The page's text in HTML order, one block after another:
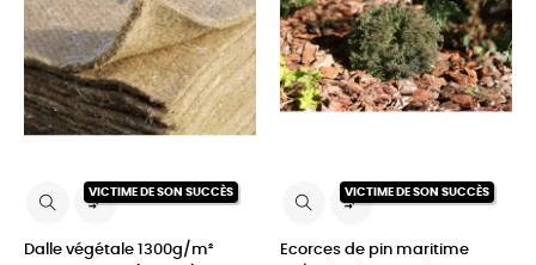
VICTIME DE SON SUCCÈS

Dalle végétale 1300g/m²
VICTIME DE SON SUCCÈS

Ecorces de pin maritime